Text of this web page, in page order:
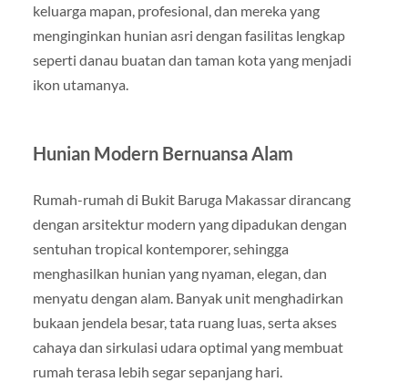
keluarga mapan, profesional, dan mereka yang
menginginkan hunian asri dengan fasilitas lengkap
seperti danau buatan dan taman kota yang menjadi
ikon utamanya.
Hunian Modern Bernuansa Alam
Rumah-rumah di Bukit Baruga Makassar dirancang
dengan arsitektur modern yang dipadukan dengan
sentuhan tropical kontemporer, sehingga
menghasilkan hunian yang nyaman, elegan, dan
menyatu dengan alam. Banyak unit menghadirkan
bukaan jendela besar, tata ruang luas, serta akses
cahaya dan sirkulasi udara optimal yang membuat
rumah terasa lebih segar sepanjang hari.